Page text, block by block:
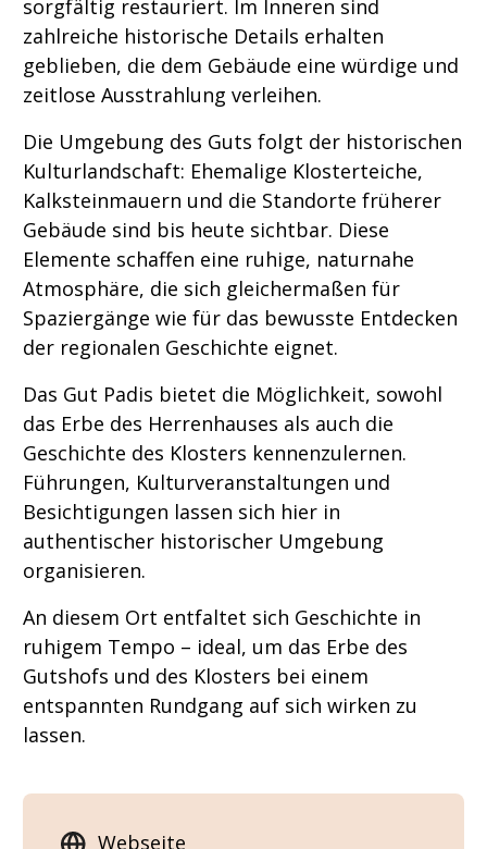
sorgfältig restauriert. Im Inneren sind
zahlreiche historische Details erhalten
geblieben, die dem Gebäude eine würdige und
zeitlose Ausstrahlung verleihen.
Die Umgebung des Guts folgt der historischen
Kulturlandschaft: Ehemalige Klosterteiche,
Kalksteinmauern und die Standorte früherer
Gebäude sind bis heute sichtbar. Diese
Elemente schaffen eine ruhige, naturnahe
Atmosphäre, die sich gleichermaßen für
Spaziergänge wie für das bewusste Entdecken
der regionalen Geschichte eignet.
Das Gut Padis bietet die Möglichkeit, sowohl
das Erbe des Herrenhauses als auch die
Geschichte des Klosters kennenzulernen.
Führungen, Kulturveranstaltungen und
Besichtigungen lassen sich hier in
authentischer historischer Umgebung
organisieren.
An diesem Ort entfaltet sich Geschichte in
ruhigem Tempo – ideal, um das Erbe des
Gutshofs und des Klosters bei einem
entspannten Rundgang auf sich wirken zu
lassen.
Webseite